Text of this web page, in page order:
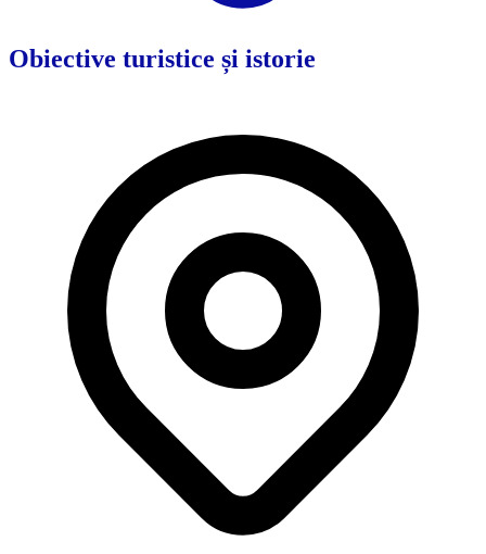
Obiective turistice și istorie